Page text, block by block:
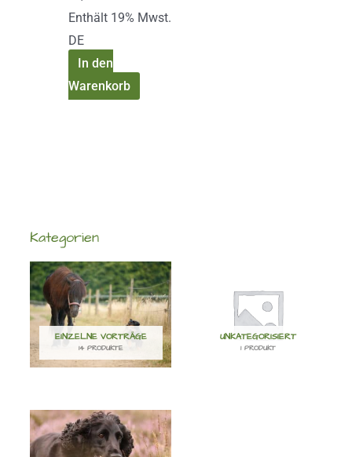
Enthält 19% Mwst.
DE
In den
Warenkorb
Kategorien
EINZELNE VORTRÄGE
14 PRODUKTE
UNKATEGORISIERT
1 PRODUKT